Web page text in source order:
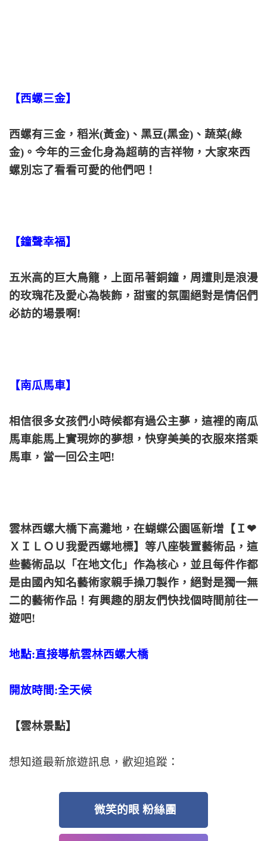
【西螺三金】
西螺有三金，稻米(黃金)、黑豆(黑金)、蔬菜(綠
金)。今年的三金化身為超萌的吉祥物，大家來西
螺別忘了看看可愛的他們吧！
【鐘聲幸福】
五米高的巨大鳥籠，上面吊著銅鐘，周遭則是浪漫
的玫瑰花及愛心為裝飾，甜蜜的氛圍絕對是情侶們
必訪的場景啊!
【南瓜馬車】
相信很多女孩們小時候都有過公主夢，這裡的南瓜
馬車能馬上實現妳的夢想，快穿美美的衣服來搭乘
馬車，當一回公主吧!
雲林西螺大橋下高灘地，在蝴蝶公園區新增【Ｉ❤
ＸＩＬＯＵ我愛西螺地標】等八座裝置藝術品，這
些藝術品以「在地文化」作為核心，並且每件作都
是由國內知名藝術家親手操刀製作，絕對是獨一無
二的藝術作品！有興趣的朋友們快找個時間前往一
遊吧!
地點:直接導航雲林西螺大橋
開放時間:全天候
【雲林景點】
想知道最新旅遊訊息，歡迎追蹤：
微笑的眼 粉絲團